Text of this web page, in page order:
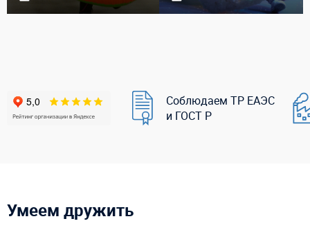
Соблюдаем ТР ЕАЭС
и ГОСТ Р
Умеем дружить